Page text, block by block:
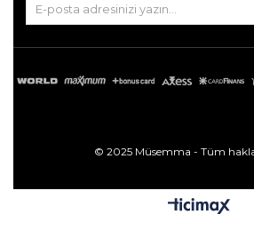
© 2025 Müsemma - Tüm